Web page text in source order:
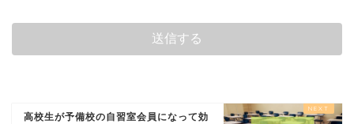
高校生が予備校の自習室会員になって効